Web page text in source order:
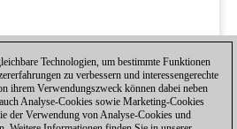
Technologien, um bestimmte Funktionen
zu verbessern und interessengerechte
ihrem Verwendungszweck können dabei neben
Analyse-Cookies sowie Marketing-Cookies
der Verwendung von Analyse-Cookies und